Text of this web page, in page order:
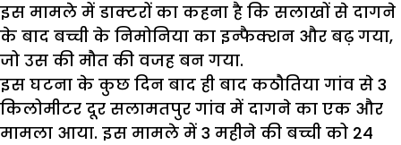
इस मामले में डाक्टरों का कहना है कि सलाखों से दागने
के बाद बच्ची के निमोनिया का इन्फैक्शन और बढ़ गया,
जो उस की मौत की वजह बन गया.
इस घटना के कुछ दिन बाद ही बाद कठौतिया गांव से 3
किलोमीटर दूर सलामतपुर गांव में दागने का एक और
मामला आया. इस मामले में 3 महीने की बच्ची को 24